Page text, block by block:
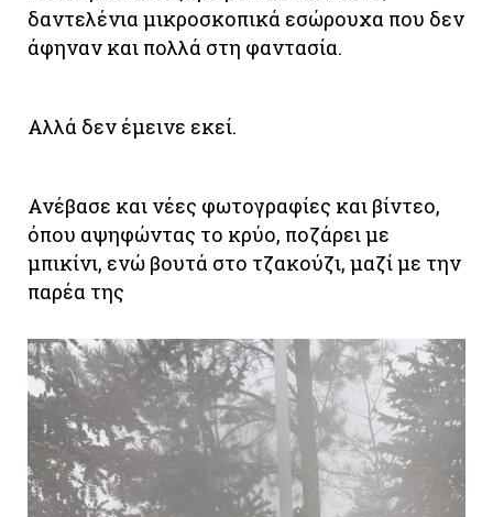
δαντελένια μικροσκοπικά εσώρουχα που δεν
άφηναν και πολλά στη φαντασία.
Αλλά δεν έμεινε εκεί.
Ανέβασε και νέες φωτογραφίες και βίντεο,
όπου αψηφώντας το κρύο, ποζάρει με
μπικίνι, ενώ βουτά στο τζακούζι, μαζί με την
παρέα της